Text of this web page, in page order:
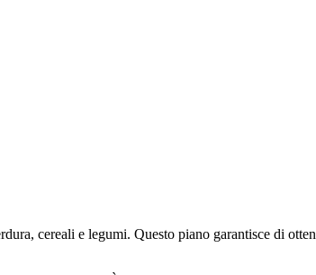
cereali e legumi. Questo piano garantisce di